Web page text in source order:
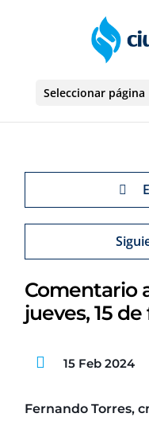
Seleccionar página
Comentario
jueves, 15
15 Feb 2024
Fernando Torres,